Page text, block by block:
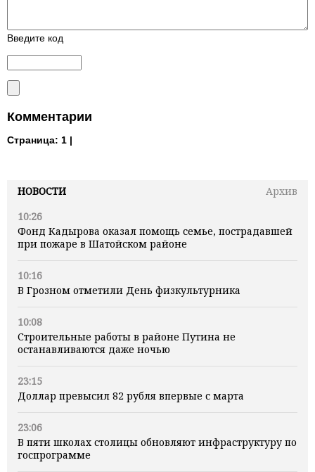
НОВОСТИ
Архив
10:26
Фонд Кадырова оказал помощь семье, пострадавшей
при пожаре в Шатойском районе
10:16
В Грозном отметили День физкультурника
10:08
Строительные работы в районе Путина не
останавливаются даже ночью
23:15
Доллар превысил 82 рубля впервые с марта
23:06
В пяти школах столицы обновляют инфраструктуру по
госпрограмме
Введите код
Комментарии
Страница: 1 |